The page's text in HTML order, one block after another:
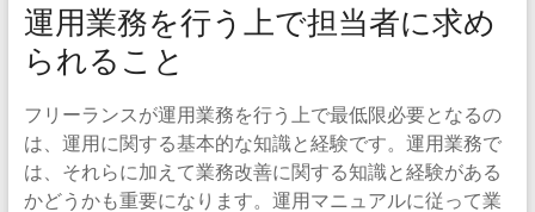
運用業務を行う上で担当者に求め
られること
フリーランスが運用業務を行う上で最低限必要となるの
は、運用に関する基本的な知識と経験です。運用業務で
は、それらに加えて業務改善に関する知識と経験がある
かどうかも重要になります。運用マニュアルに従って業